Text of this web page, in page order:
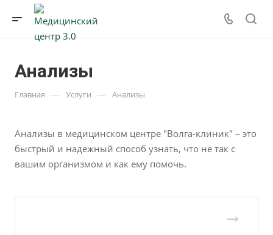
Анализы
Главная — Услуги — Анализы
Анализы в медицинском центре "Волга-клиник" – это
быстрый и надежный способ узнать, что не так с
вашим организмом и как ему помочь.